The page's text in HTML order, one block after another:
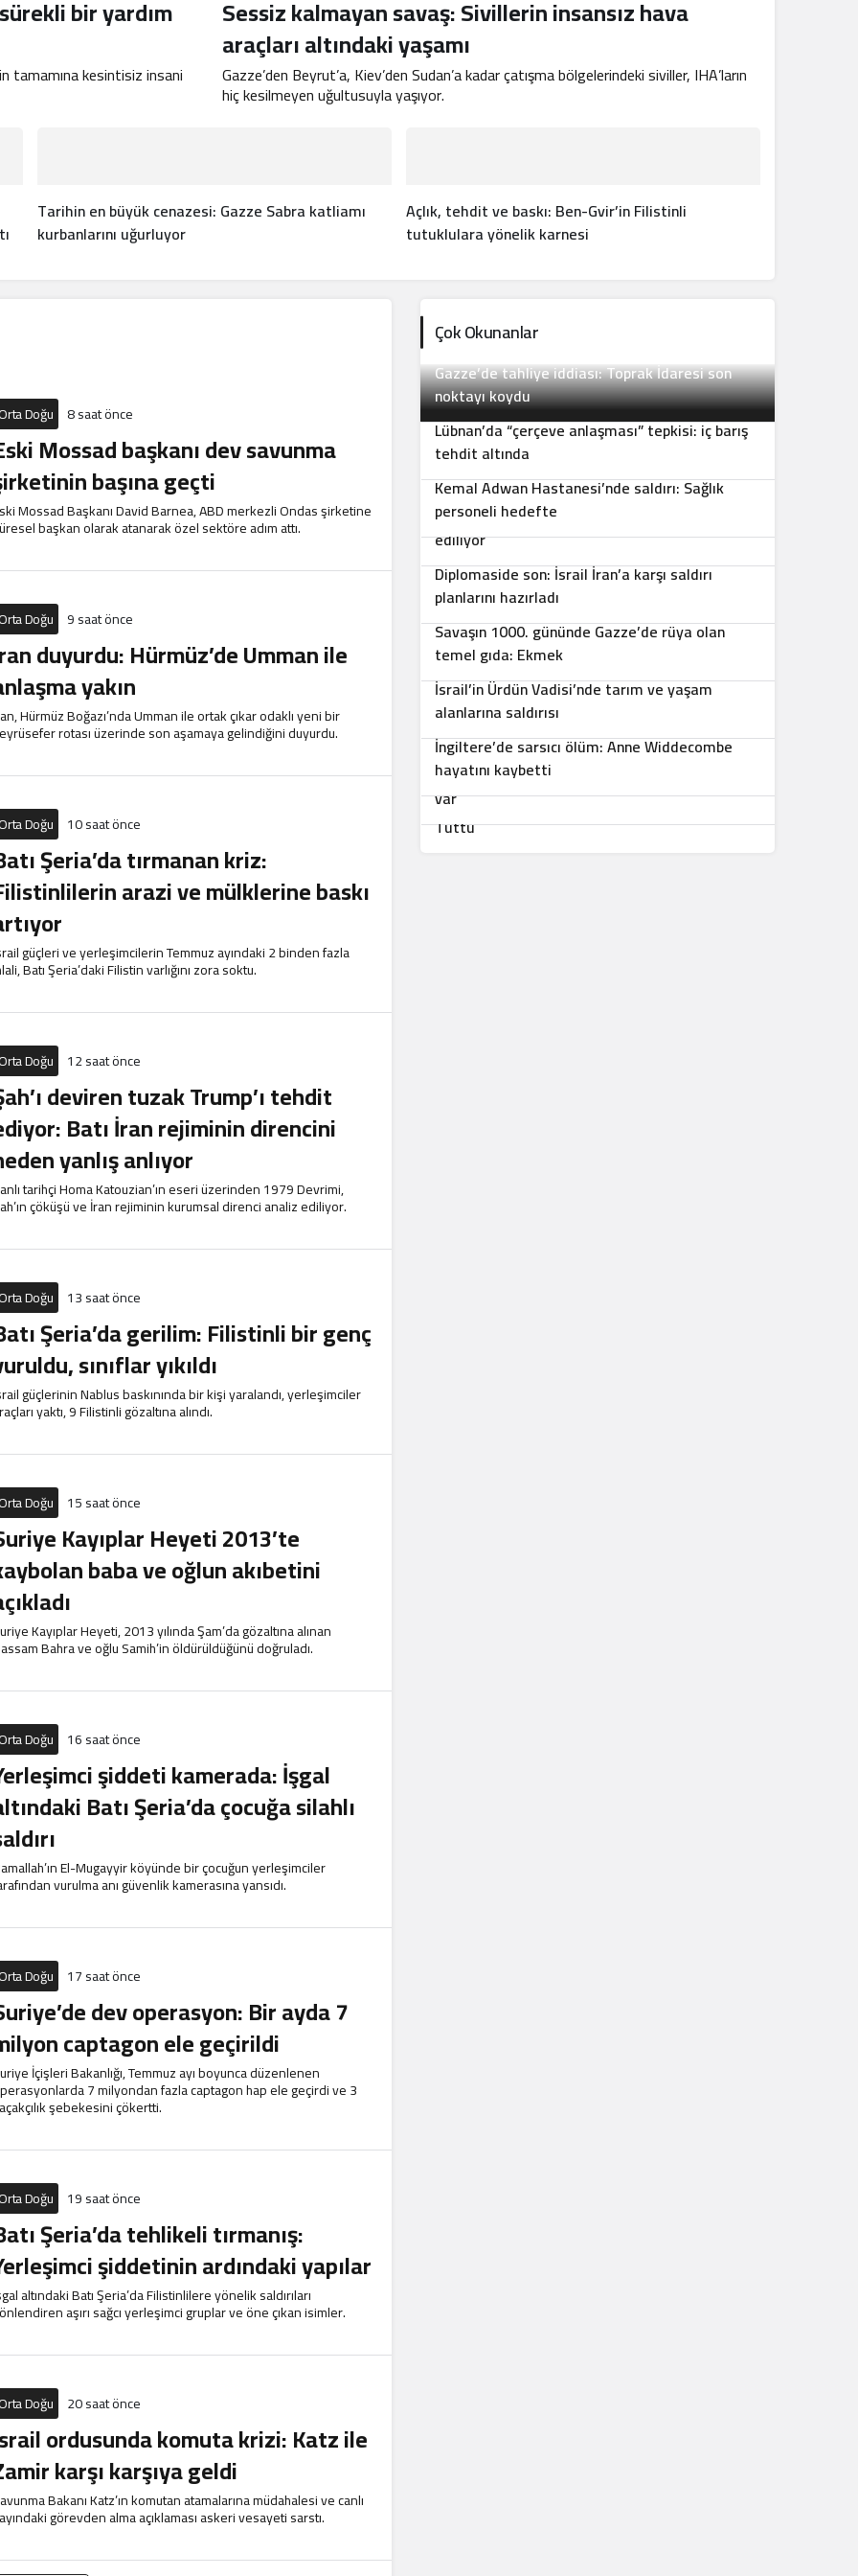
bir yardım
tamamına kesintisiz insani
Sessiz kalmayan savaş: Sivillerin insansız hava
araçları altındaki yaşamı
Gazze’den Beyrut’a, Kiev’den Sudan’a kadar çatışma bölgelerindeki siviller, IHA’ların
hiç kesilmeyen uğultusuyla yaşıyor.
Tarihin en büyük cenazesi: Gazze Sabra katliamı
kurbanlarını uğurluyor
Açlık, tehdit ve baskı: Ben-Gvir’in Filistinli
tutuklulara yönelik karnesi
Doğu 8 saat önce
Mossad başkanı dev savunma
başına geçti
Mossad Başkanı David Barnea, ABD merkezli Ondas şirketine
başkan olarak atanarak özel sektöre adım attı.
Doğu 9 saat önce
duyurdu: Hürmüz’de Umman ile
yakın
Hürmüz Boğazı’nda Umman ile ortak çıkar odaklı yeni bir
rotası üzerinde son aşamaya gelindiğini duyurdu.
Doğu 10 saat önce
Şeria’da tırmanan kriz:
arazi ve mülklerine baskı
güçleri ve yerleşimcilerin Temmuz ayındaki 2 binden fazla
Batı Şeria’daki Filistin varlığını zora soktu.
Doğu 12 saat önce
deviren tuzak Trump’ı tehdit
Batı İran rejiminin direncini
yanlış anlıyor
tarihçi Homa Katouzian’ın eseri üzerinden 1979 Devrimi,
çöküşü ve İran rejiminin kurumsal direnci analiz ediliyor.
Doğu 13 saat önce
Şeria’da gerilim: Filistinli bir genç
sınıflar yıkıldı
güçlerinin Nablus baskınında bir kişi yaralandı, yerleşimciler
yaktı, 9 Filistinli gözaltına alındı.
Doğu 15 saat önce
Kayıplar Heyeti 2013’te
baba ve oğlun akıbetini
Kayıplar Heyeti, 2013 yılında Şam’da gözaltına alınan
Bahra ve oğlu Samih’in öldürüldüğünü doğruladı.
Doğu 16 saat önce
şiddeti kamerada: İşgal
Batı Şeria’da çocuğa silahlı
El-Mugayyir köyünde bir çocuğun yerleşimciler
vurulma anı güvenlik kamerasına yansıdı.
Doğu 17 saat önce
dev operasyon: Bir ayda 7
captagon ele geçirildi
İçişleri Bakanlığı, Temmuz ayı boyunca düzenlenen
7 milyondan fazla captagon hap ele geçirdi ve 3
şebekesini çökertti.
Doğu 19 saat önce
Şeria’da tehlikeli tırmanış:
şiddetinin ardındaki yapılar
altındaki Batı Şeria’da Filistinlilere yönelik saldırıları
aşırı sağcı yerleşimci gruplar ve öne çıkan isimler.
Doğu 20 saat önce
ordusunda komuta krizi: Katz ile
karşı karşıya geldi
Bakanı Katz’ın komutan atamalarına müdahalesi ve canlı
görevden alma açıklaması askeri vesayeti sarstı.
Çok Okunanlar
Gazze’de tahliye iddiası: Toprak İdaresi son
noktayı koydu
2
Lübnan’da “çerçeve anlaşması” tepkisi: iç barış
tehdit altında
3
Kemal Adwan Hastanesi’nde saldırı: Sağlık
personeli hedefte
4
Cenin’de yeni yerleşim kıskacı: Topraklar işgal
ediliyor
5
Diplomaside son: İsrail İran’a karşı saldırı
planlarını hazırladı
6
Savaşın 1000. gününde Gazze’de rüya olan
temel gıda: Ekmek
7
İsrail’in Ürdün Vadisi’nde tarım ve yaşam
alanlarına saldırısı
8
İngiltere’de sarsıcı ölüm: Anne Widdecombe
hayatını kaybetti
9
İsrail Gazze’de sivil aracı vurdu: Can kayıpları
var
10
İslam Alemi Şehit Kassam Komutanları Için Saf
Tuttu